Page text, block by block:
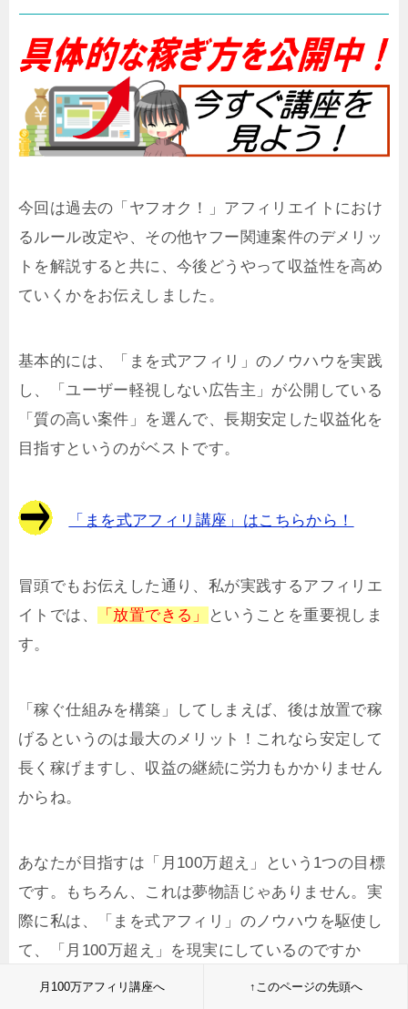
今回は過去の「ヤフオク！」アフィリエイトにおけ
るルール改定や、その他ヤフー関連案件のデメリッ
トを解説すると共に、今後どうやって収益性を高め
ていくかをお伝えしました。
基本的には、「まを式アフィリ」のノウハウを実践
し、「ユーザー軽視しない広告主」が公開している
「質の高い案件」を選んで、長期安定した収益化を
目指すというのがベストです。
「まを式アフィリ講座」はこちらから！
冒頭でもお伝えした通り、私が実践するアフィリエ
イトでは、
「放置できる」
ということを重要視しま
す。
「稼ぐ仕組みを構築」してしまえば、後は放置で稼
げるというのは最大のメリット！これなら安定して
長く稼げますし、収益の継続に労力もかかりません
からね。
あなたが目指すは「月100万超え」という1つの目標
です。もちろん、これは夢物語じゃありません。実
際に私は、「まを式アフィリ」のノウハウを駆使し
て、「月100万超え」を現実にしているのですか
ら。月100万アフィリ講座へ ↑このページの先頭へ